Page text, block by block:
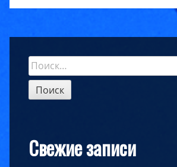
Sidebar
Найти:
Свежие записи